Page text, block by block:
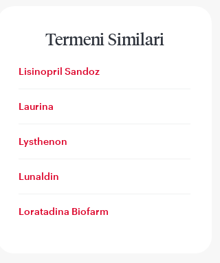
Termeni Similari
Lisinopril Sandoz
Laurina
Lysthenon
Lunaldin
Loratadina Biofarm